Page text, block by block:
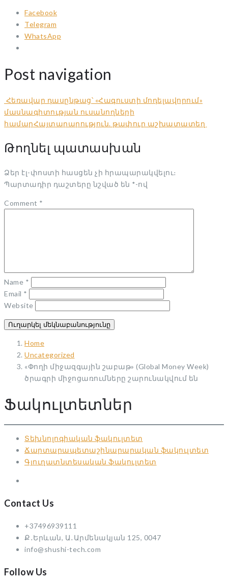
Facebook
Telegram
WhatsApp
Post navigation
Հեռավար դասընթաց՝ «Հագուստի մոդելավորում»
մասնագիտության ուսանողների
համարՀայտարարություն. թափուր աշխատատեղ
Թողնել պատասխան
Ձեր էլ-փոստի հասցեն չի հրապարակվելու։
Պարտադիր դաշտերը նշված են *-ով
Comment *
Name *
Email *
Website
Home
Uncategorized
«Փողի միջազգային շաբաթ» (Global Money Week)
ծրագրի միջոցառումները շարունակվում են
Ֆակուլտետներ
Տեխնոլոգիական ֆակուլտետ
Ճարտարապետաշինարարական ֆակուլտետ
Գյուղատնտեսական ֆակուլտետ
Contact Us
+37496939111
Ք․Երևան, Ա․Արմենակյան 125, 0047
info@shushi-tech.com
Follow Us